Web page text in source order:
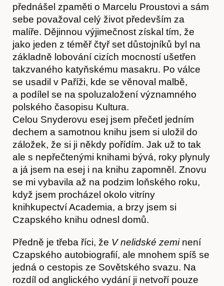
přednášel zpaměti o Marcelu Proustovi a sám
sebe považoval celý život především za
malíře. Dějinnou výjimečnost získal tím, že
jako jeden z téměř čtyř set důstojníků byl na
základně lobování cizích mocností ušetřen
takzvaného katyňskému masakru. Po válce
se usadil v Paříži, kde se věnoval malbě,
a podílel se na spoluzaložení významného
polského časopisu Kultura.
Celou Snyderovu esej jsem přečetl jedním
dechem a samotnou knihu jsem si uložil do
záložek, že si ji někdy pořídím. Jak už to tak
ale s nepřečtenými knihami bývá, roky plynuly
a já jsem na esej i na knihu zapomněl. Znovu
se mi vybavila až na podzim loňského roku,
když jsem procházel okolo vitríny
knihkupectví Academia, a brzy jsem si
Czapského knihu odnesl domů.
Předně je třeba říci, že V nelidské zeminení
Czapského autobiografií, ale mnohem spíš se
jedná o cestopis ze Sovětského svazu. Na
rozdíl od anglického vydání ji netvoří pouze